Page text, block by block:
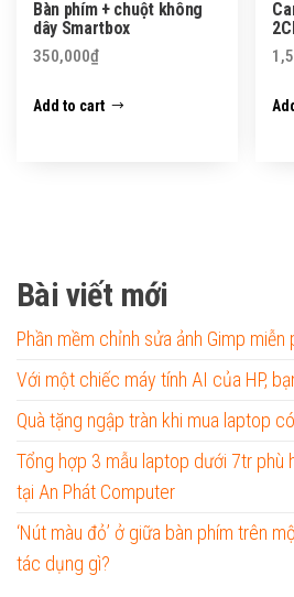
Bàn phím + chuột không
dây Smartbox
350,000₫
Add to cart
Bài viết mới
Phần mềm chỉnh sửa ảnh Gimp
Với một chiếc máy tính AI của HP,
Quà tặng ngập tràn khi mua laptop
Tổng hợp 3 mẫu laptop dưới 7tr phù
tại An Phát Computer
‘Nút màu đỏ’ ở giữa bàn phím trên
tác dụng gì?